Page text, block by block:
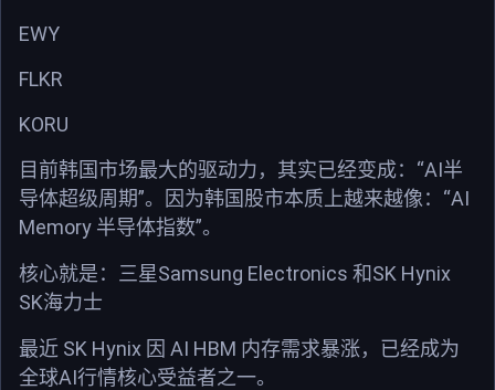
EWY
FLKR
KORU
目前韩国市场最大的驱动力，其实已经变成： “AI半
导体超级周期”。因为韩国股市本质上越来越像： “AI
Memory 半导体指数”。
核心就是：三星Samsung Electronics 和 SK Hynix
SK海力士
最近 SK Hynix 因 AI HBM 内存需求暴涨，已经成为
全球AI行情核心受益者之一。